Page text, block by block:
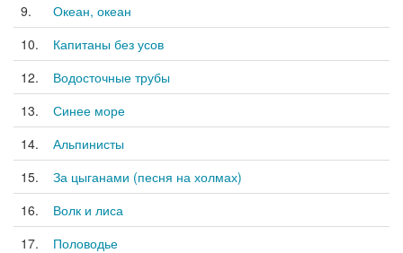
9.
Океан, океан
10.
Капитаны без усов
12.
Водосточные трубы
13.
Синее море
14.
Альпинисты
15.
За цыганами (песня на холмах)
16.
Волк и лиса
17.
Половодье